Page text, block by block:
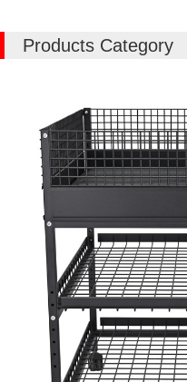
Products Category